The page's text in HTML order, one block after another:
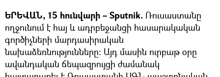
ԵՐԵՎԱՆ, 15 հունվարի – Sputnik. Ռուսաստանը
ողջունում է հայ և ադրբեջանցի հասարակական
գործիչների մարդասիրական
նախաձեռնությունները։ Այդ մասին ուրբաթ օրը
ավանդական ճեպազրույցի ժամանակ